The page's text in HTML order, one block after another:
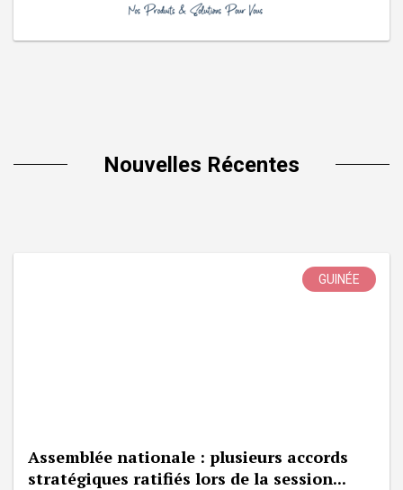
Nouvelles Récentes
GUINÉE
Assemblée nationale : plusieurs accords
stratégiques ratifiés lors de la session...